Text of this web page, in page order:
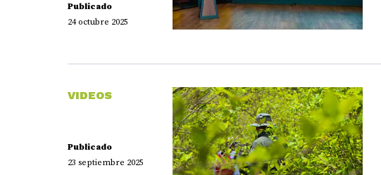
Publicado
24 octubre 2025
Publicado
23 septiembre 2025
VIDEOS